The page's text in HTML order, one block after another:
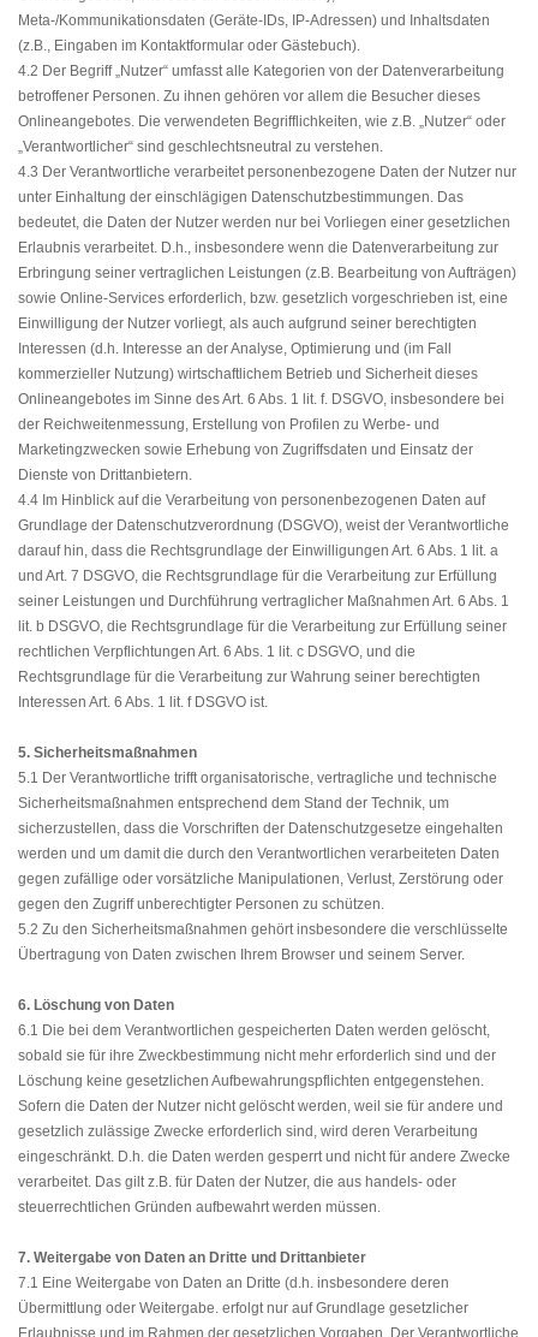
Meta-/Kommunikationsdaten (Geräte-IDs, IP-Adressen) und Inhaltsdaten
(z.B., Eingaben im Kontaktformular oder Gästebuch).
4.2 Der Begriff „Nutzer“ umfasst alle Kategorien von der Datenverarbeitung
betroffener Personen. Zu ihnen gehören vor allem die Besucher dieses
Onlineangebotes. Die verwendeten Begrifflichkeiten, wie z.B. „Nutzer“ oder
„Verantwortlicher“ sind geschlechtsneutral zu verstehen.
4.3 Der Verantwortliche verarbeitet personenbezogene Daten der Nutzer nur
unter Einhaltung der einschlägigen Datenschutzbestimmungen. Das
bedeutet, die Daten der Nutzer werden nur bei Vorliegen einer gesetzlichen
Erlaubnis verarbeitet. D.h., insbesondere wenn die Datenverarbeitung zur
Erbringung seiner vertraglichen Leistungen (z.B. Bearbeitung von Aufträgen)
sowie Online-Services erforderlich, bzw. gesetzlich vorgeschrieben ist, eine
Einwilligung der Nutzer vorliegt, als auch aufgrund seiner berechtigten
Interessen (d.h. Interesse an der Analyse, Optimierung und (im Fall
kommerzieller Nutzung) wirtschaftlichem Betrieb und Sicherheit dieses
Onlineangebotes im Sinne des Art. 6 Abs. 1 lit. f. DSGVO, insbesondere bei
der Reichweitenmessung, Erstellung von Profilen zu Werbe- und
Marketingzwecken sowie Erhebung von Zugriffsdaten und Einsatz der
Dienste von Drittanbietern.
4.4 Im Hinblick auf die Verarbeitung von personenbezogenen Daten auf
Grundlage der Datenschutzverordnung (DSGVO), weist der Verantwortliche
darauf hin, dass die Rechtsgrundlage der Einwilligungen Art. 6 Abs. 1 lit. a
und Art. 7 DSGVO, die Rechtsgrundlage für die Verarbeitung zur Erfüllung
seiner Leistungen und Durchführung vertraglicher Maßnahmen Art. 6 Abs. 1
lit. b DSGVO, die Rechtsgrundlage für die Verarbeitung zur Erfüllung seiner
rechtlichen Verpflichtungen Art. 6 Abs. 1 lit. c DSGVO, und die
Rechtsgrundlage für die Verarbeitung zur Wahrung seiner berechtigten
Interessen Art. 6 Abs. 1 lit. f DSGVO ist.
5. Sicherheitsmaßnahmen
5.1 Der Verantwortliche trifft organisatorische, vertragliche und technische
Sicherheitsmaßnahmen entsprechend dem Stand der Technik, um
sicherzustellen, dass die Vorschriften der Datenschutzgesetze eingehalten
werden und um damit die durch den Verantwortlichen verarbeiteten Daten
gegen zufällige oder vorsätzliche Manipulationen, Verlust, Zerstörung oder
gegen den Zugriff unberechtigter Personen zu schützen.
5.2 Zu den Sicherheitsmaßnahmen gehört insbesondere die verschlüsselte
Übertragung von Daten zwischen Ihrem Browser und seinem Server.
6. Löschung von Daten
6.1 Die bei dem Verantwortlichen gespeicherten Daten werden gelöscht,
sobald sie für ihre Zweckbestimmung nicht mehr erforderlich sind und der
Löschung keine gesetzlichen Aufbewahrungspflichten entgegenstehen.
Sofern die Daten der Nutzer nicht gelöscht werden, weil sie für andere und
gesetzlich zulässige Zwecke erforderlich sind, wird deren Verarbeitung
eingeschränkt. D.h. die Daten werden gesperrt und nicht für andere Zwecke
verarbeitet. Das gilt z.B. für Daten der Nutzer, die aus handels- oder
steuerrechtlichen Gründen aufbewahrt werden müssen.
7. Weitergabe von Daten an Dritte und Drittanbieter
7.1 Eine Weitergabe von Daten an Dritte (d.h. insbesondere deren
Übermittlung oder Weitergabe. erfolgt nur auf Grundlage gesetzlicher
Erlaubnisse und im Rahmen der gesetzlichen Vorgaben. Der Verantwortliche